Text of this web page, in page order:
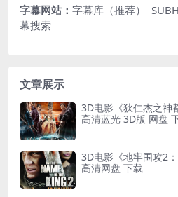
字幕网站： 字幕库（推荐）
幕搜索
文章展示
3D电影《狄仁杰之神
高清蓝光 3D版 网盘
3D电影《地牢围攻2
高清网盘 下载